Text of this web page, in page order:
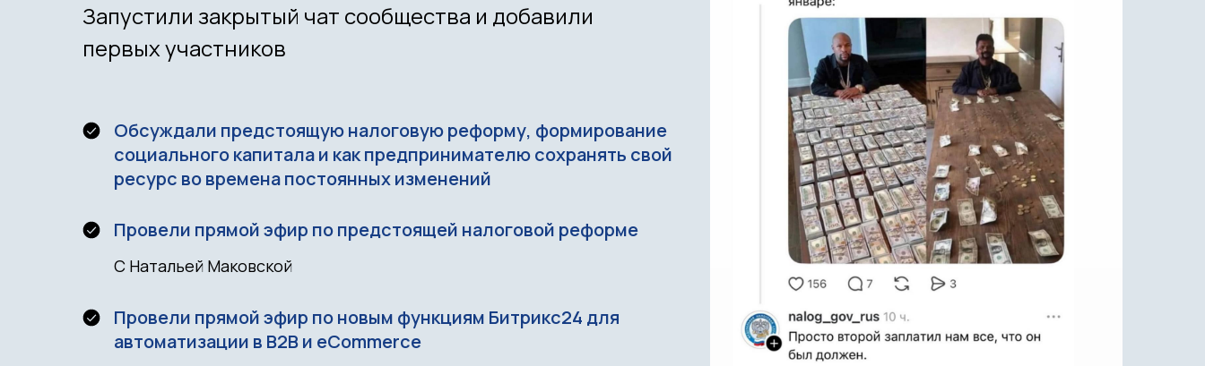
Запустили закрытый чат сообщества и добавили
первых участников
Обсуждали предстоящую налоговую реформу, формирование
социального капитала и как предпринимателю сохранять свой
ресурс во времена постоянных изменений
Провели прямой эфир по предстоящей налоговой реформе
С Натальей Маковской
Провели прямой эфир по новым функциям Битрикс24 для
автоматизации в B2B и eCommerce